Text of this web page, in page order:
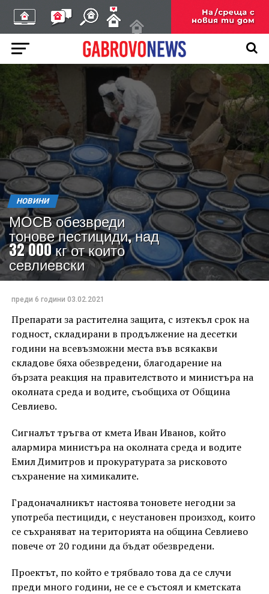
НОВИНИ
МОСВ обезвреди
тонове пестициди, над
32 000 кг от които
севлиевски
преди 6 години 03.02.2021
Препарати за растителна защита, с изтекъл срок на
годност, складирани в продължение на десетки
години на всевъзможни места във всякакви
складове бяха обезвредени, благодарение на
бързата реакция на правителството и министъра на
околната среда и водите, съобщиха от Община
Севлиево.
Сигналът тръгва от кмета Иван Иванов, който
алармира министъра на околната среда и водите
Емил Димитров и прокуратурата за рисковото
съхранение на химикалите.
Градоначалникът настоява тоновете негодни за
употреба пестициди, с неустановен произход, които
се съхраняват на територията на община Севлиево
повече от 20 години да бъдат обезвредени.
Проектът, по който е трябвало това да се случи
преди много години, не се е състоял и кметската